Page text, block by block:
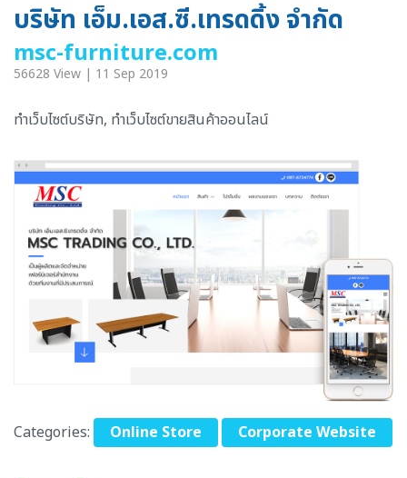
บริษัท เอ็ม.เอส.ซี.เทรดดิ้ง จำกัด
msc-furniture.com
56628 View | 11 Sep 2019
ทำเว็บไซต์บริษัท, ทำเว็บไซต์ขายสินค้าออนไลน์
Categories: Online Store Corporate Website